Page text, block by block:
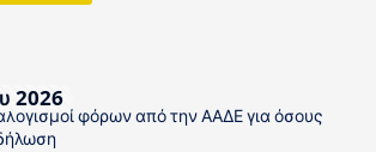
2026
φόρων από την ΑΑΔΕ για όσους